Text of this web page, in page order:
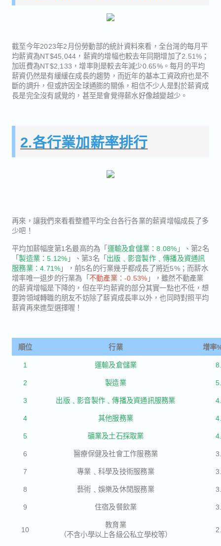
截至今年2023年2月份勞動部的統計資料來看，全台灣的每月平
均薪資為NT$45,044，薪資的增幅也較去年同期增加了2.51%；
加班費為NT$2,133，增率則是較去年減少0.65%。每月的平均
薪資仍然是有緩緩在成長的趨勢，而近年的基本工資政府也是不
斷的調升，但或許因全球通膨的關係，相信不少人是對於薪資成
長是完全沒有感覺的，甚至是會覺得薪水好像越變越少。
2.各行業加薪率排行
再來，讓我們來看看整體平均全台各行各業的薪資增幅成長了多
少吧！
平均加薪幅度第1名最高的為「運輸及倉儲業：8.08% 」、第2名
「製造業：5.12% 」、第3名「出版﹑影音製作﹑傳播及資通訊
服務業：4.71%」，前5名的行業幾乎都成長了將近5%；而薪水
增率唯一退步的行業為「不動產業：-0.53% 」，雖然不動產業
的薪資增幅是下降的，但在平均薪資的部分其實一點也不低，想
要跨領域轉職的朋友不妨除了薪資成長率以外，也同時對照平均
薪資再來進型選擇喔！
順位 行業
增率
1
運輸及倉儲業
2
製造業
3
出版﹑影音製作﹑傳播及資通訊服務業
4
其他服務業
5
礦業及土石採取業
6
醫療保健及社會工作服務業
7
專業﹑科學及技術服務業
8
藝術﹑娛樂及休閒服務業
9
住宿及餐飲業
10
教育業
（不含小學以上各級公私立學校等）